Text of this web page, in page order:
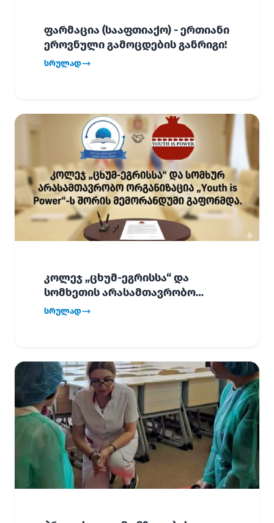
ფარმაცია (სააფთიაქო) - ერთიანი
ეროვნული გამოცდების განრიგი!
სრულად
კოლეჯ „ცხუმ-ეგრისსა“ და
სომხეთის არასამთავრობო
ორგანიზაცია „Youth is Power“-ს
სრულად